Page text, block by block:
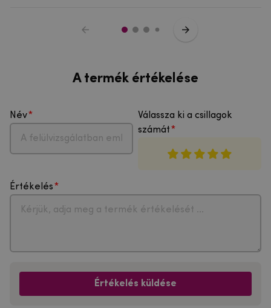
A termék értékelése
Név
Válassza ki a csillagok
számát
Értékelés
Értékelés küldése